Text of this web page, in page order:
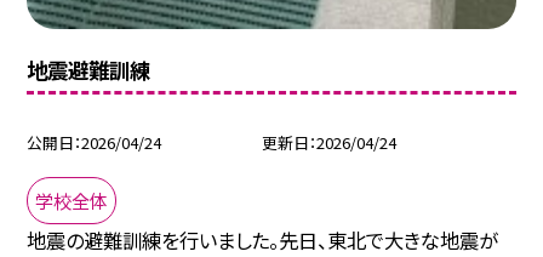
地震避難訓練
公開日 2026/04/24 更新日 2026/04/24
学校全体
地震の避難訓練を行いました。先日、東北で大きな地震が